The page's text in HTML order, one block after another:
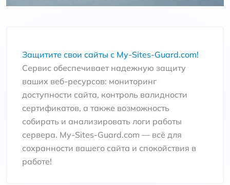
Защитите свои сайты с My-Sites-Guard.com!
Сервис обеспечивает надежную защиту
ваших веб-ресурсов: мониторинг
доступности сайта, контроль валидности
сертификатов, а также возможность
собирать и анализировать логи работы
сервера. My-Sites-Guard.com — всё для
сохранности вашего сайта и спокойствия в
работе!